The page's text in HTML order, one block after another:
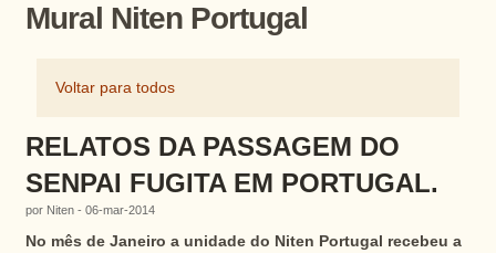
Mural Niten Portugal
Voltar para todos
RELATOS DA PASSAGEM DO
SENPAI FUGITA EM PORTUGAL.
por Niten - 06-mar-2014
No mês de Janeiro a unidade do Niten Portugal recebeu a